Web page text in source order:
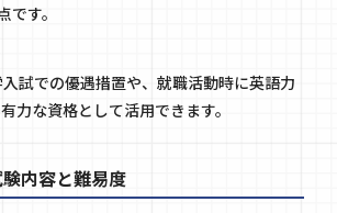
す。
試での優遇措置や、就職活動時に英語力
力な資格として活用できます。
内容と難易度